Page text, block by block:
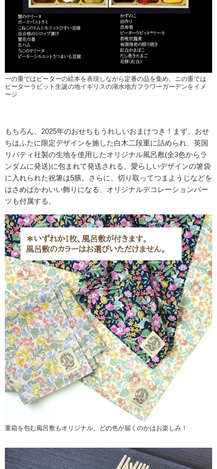
一の重ではピーターの絵本を表現しながら定番の品を集め、ニの重では
ピーターラビット生誕の地イギリスの湖水地方フラワーガーデンをイメ
ージ
もちろん、2025年のおせちもうれしいおまけつき！まず、おせ
ちはふたに限定デザインを施した白木二段重に詰められ、英国
リバティ社製の生地を使用したオリジナル風呂敷(全3色からラ
ンダムに発送)に包まれて発送される。愛らしいデザインの箸袋
に入れられた祝箸は5膳。さらに、切り取ってつまようじなどを
はさめばかわいい飾りになる、オリジナルデコレーションパー
ツも付属する。
重箱を包む風呂敷もオリジナル。どの色が届くのかはお楽しみ！